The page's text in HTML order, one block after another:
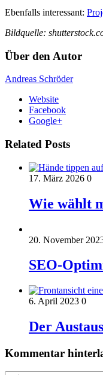
Ebenfalls interessant:
Bildquelle:
Über den Autor
Andreas Schröder
Website
Facebook
Google+
Related Posts
17. März 2026 0
Wie wählt
20. November
SEO-
6. April 2023 0
Der
Kommentar